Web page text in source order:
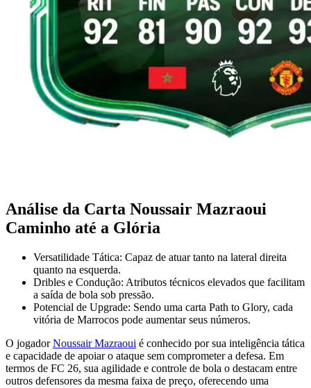
Análise da Carta Noussair Mazraoui
Caminho até a Glória
Versatilidade Tática: Capaz de atuar tanto na lateral direita
quanto na esquerda.
Dribles e Condução: Atributos técnicos elevados que facilitam
a saída de bola sob pressão.
Potencial de Upgrade: Sendo uma carta Path to Glory, cada
vitória de Marrocos pode aumentar seus números.
O jogadorNoussair Mazraoui é conhecido por sua inteligência tática
e capacidade de apoiar o ataque sem comprometer a defesa. Em
termos de FC 26, sua agilidade e controle de bola o destacam entre
outros defensores da mesma faixa de preço, oferecendo uma